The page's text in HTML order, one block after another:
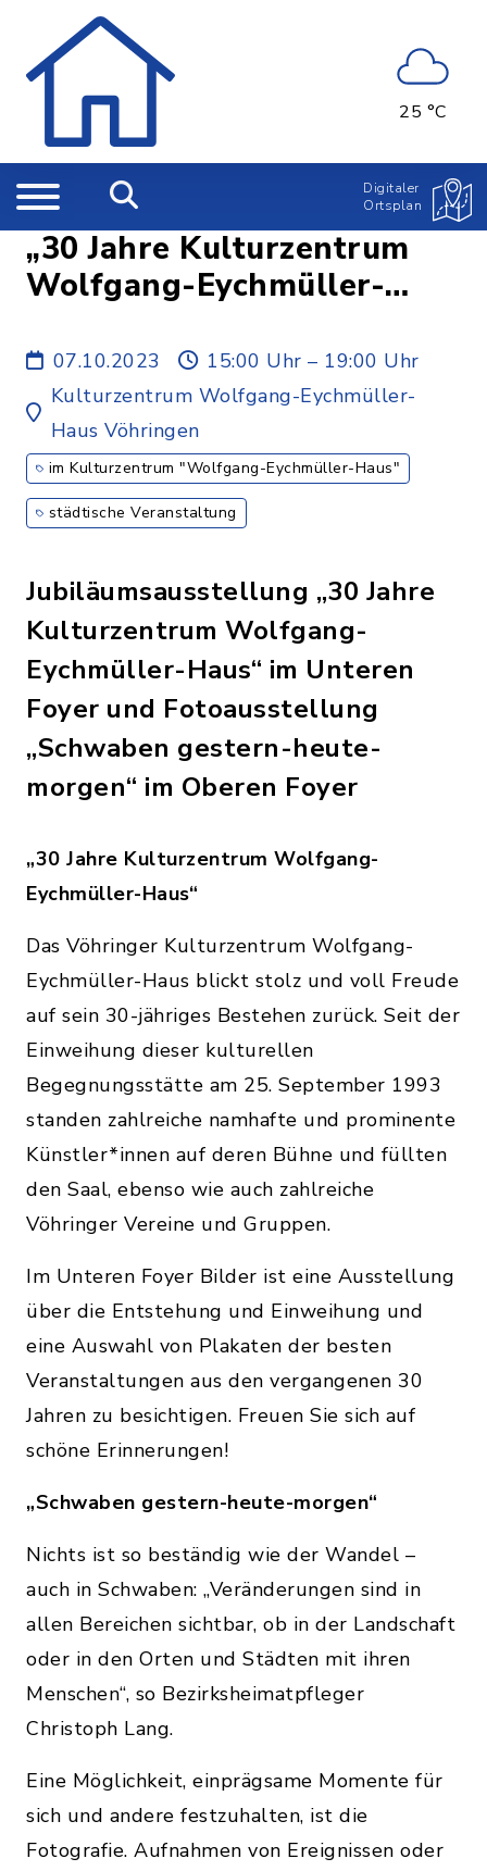
25 °C
Digitaler
Ortsplan
„30 Jahre Kulturzentrum
Wolfgang-Eychmüller-
gestern-heute-morgen“
07.10.2023
15:00 Uhr – 19:00 Uhr
Kulturzentrum Wolfgang-Eychmüller-
Haus Vöhringen
im Kulturzentrum "Wolfgang-Eychmüller-Haus"
städtische Veranstaltung
Jubiläumsausstellung „30 Jahre
Kulturzentrum Wolfgang-
Eychmüller-Haus“ im Unteren
Foyer und Fotoausstellung
„Schwaben gestern-heute-
morgen“ im Oberen Foyer
„30 Jahre Kulturzentrum Wolfgang-
Eychmüller-Haus“
Das Vöhringer Kulturzentrum Wolfgang-
Eychmüller-Haus blickt stolz und voll Freude
auf sein 30-jähriges Bestehen zurück. Seit der
Einweihung dieser kulturellen
Begegnungsstätte am 25. September 1993
standen zahlreiche namhafte und prominente
Künstler*innen auf deren Bühne und füllten
den Saal, ebenso wie auch zahlreiche
Vöhringer Vereine und Gruppen.
Im Unteren Foyer Bilder ist eine Ausstellung
über die Entstehung und Einweihung und
eine Auswahl von Plakaten der besten
Veranstaltungen aus den vergangenen 30
Jahren zu besichtigen. Freuen Sie sich auf
schöne Erinnerungen!
„Schwaben gestern-heute-morgen“
Nichts ist so beständig wie der Wandel –
auch in Schwaben: „Veränderungen sind in
allen Bereichen sichtbar, ob in der Landschaft
oder in den Orten und Städten mit ihren
Menschen“, so Bezirksheimatpfleger
Christoph Lang.
Eine Möglichkeit, einprägsame Momente für
sich und andere festzuhalten, ist die
Fotografie. Aufnahmen von Ereignissen oder